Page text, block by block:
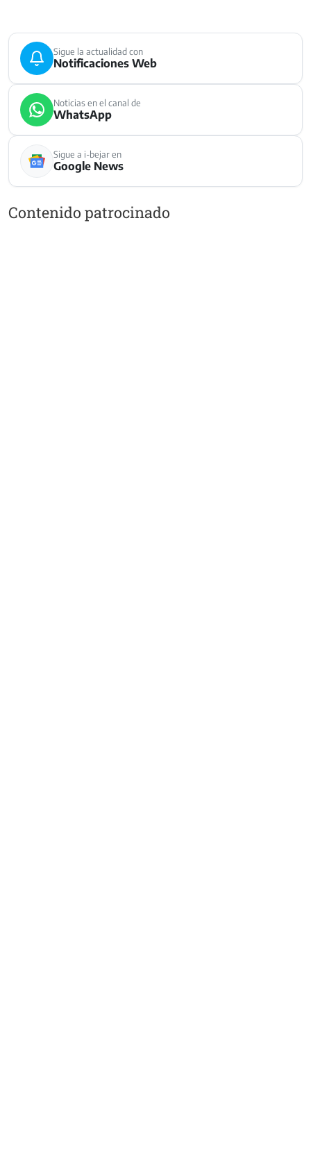
Sigue la actualidad con
Notificaciones Web
Noticias en el canal de
WhatsApp
Sigue a i-bejar en
Google News
Contenido patrocinado